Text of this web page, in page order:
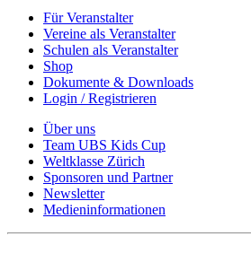
Für Veranstalter
Vereine als Veranstalter
Schulen als Veranstalter
Shop
Dokumente & Downloads
Login / Registrieren
Über uns
Team UBS Kids Cup
Weltklasse Zürich
Sponsoren und Partner
Newsletter
Medieninformationen